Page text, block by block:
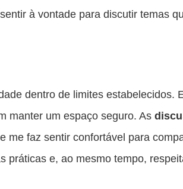
à vontade para discutir temas
dentro de limites estabelecidos.
manter um espaço seguro. As
me faz sentir confortável para
práticas e, ao mesmo tempo,